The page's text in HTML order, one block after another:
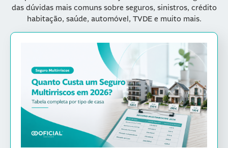
das dúvidas mais comuns sobre seguros, sinistros, crédito
habitação, saúde, automóvel, TVDE e muito mais.